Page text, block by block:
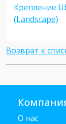
Крепление
(Landscape)
Возврат к
О нас